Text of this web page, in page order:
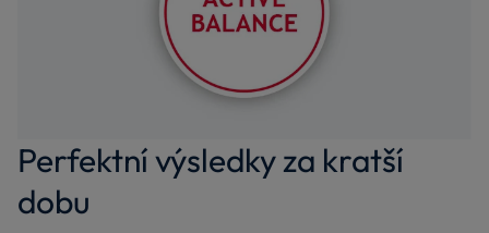
Perfektní výsledky za kratší
dobu